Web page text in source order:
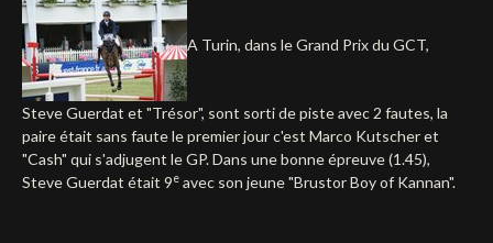
Résultats
Vidéos
Contacts médias
Partenaires officiels
Social Newsroom
Français
English
Deutsch
A Turin, dans le Grand Prix du GCT,
Steve Guerdat et "Trésor", sont sorti de piste avec 2 fautes, la
paire était sans faute le premier jour c'est Marco Kutscher et
"Cash" qui s'adjugent le GP. Dans une bonne épreuve (1.45),
Steve Guerdat était 9e avec son jeune "Brustor Boy of Kannan".